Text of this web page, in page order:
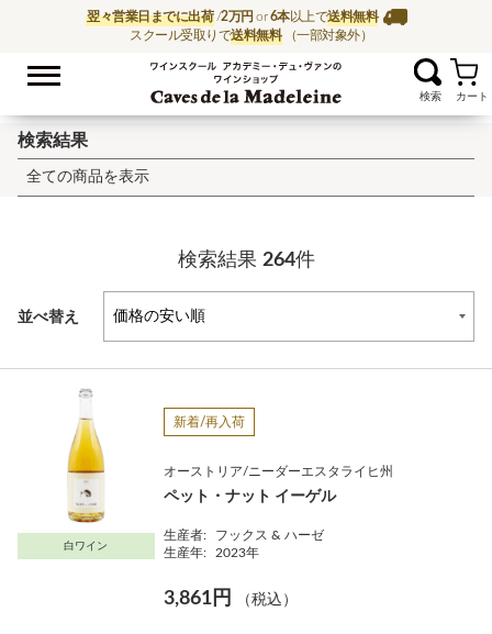
翌々営業日までに出荷/2万円 or6本以上で送料無料
スクール受取りで送料無料 （一部対象外）
ワイン通販ならワイ
お気に入
検索結果
全ての商品を表示
検索結果 264件
並べ替え
白ワイン
新着/再入荷
オーストリア/ニーダーエスタライヒ州
ペット・ナット イーゲル
生産者:
フックス & ハーゼ
生産年:
2023年
3,861円 （税込）